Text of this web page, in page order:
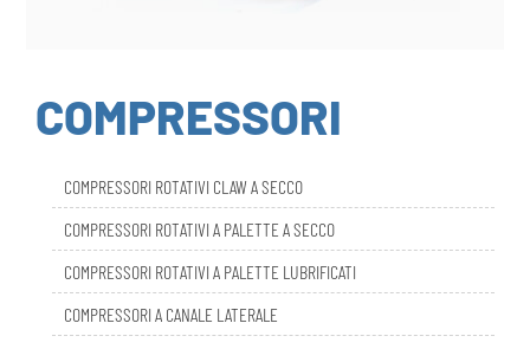
COMPRESSORI
COMPRESSORI ROTATIVI A PALETTE A SECCO
COMPRESSORI ROTATIVI A PALETTE LUBRIFICATI
COMPRESSORI A CANALE LATERALE
COMPRESSORI ROTATIVI A LOBI